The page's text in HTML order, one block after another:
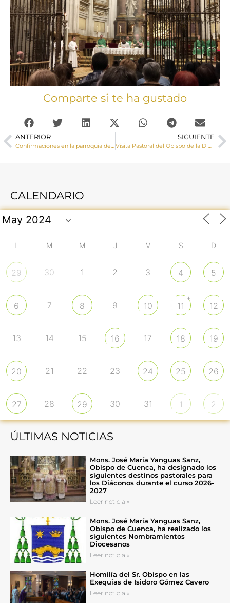
Comparte si te ha gustado
ANTERIOR
Confirmaciones en la parroquia de San Román Mártir de Cuenca capital
SIGUIENTE
Visita Pastoral del Obispo de la Diócesis de Cuenca a Almonacid del Marquesado
CALENDARIO
L M M J V S D
29 30 1 2 3 4 5
6 7 8 9 10 11
+
12
13 14 15 16 17 18 19
20 21 22 23 24 25 26
27 28 29 30 31 1 2
ÚLTIMAS NOTICIAS
Mons. José María Yanguas Sanz,
Obispo de Cuenca, ha designado los
siguientes destinos pastorales para
los Diáconos durante el curso 2026-
2027
Leer noticia »
Mons. José María Yanguas Sanz,
Obispo de Cuenca, ha realizado los
siguientes Nombramientos
Diocesanos
Leer noticia »
Homilía del Sr. Obispo en las
Exequias de Isidoro Gómez Cavero
Leer noticia »